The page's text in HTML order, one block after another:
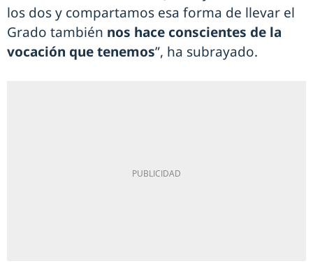
los dos y compartamos esa forma de llevar el
Grado también nos hace conscientes de la
vocación que tenemos”, ha subrayado.